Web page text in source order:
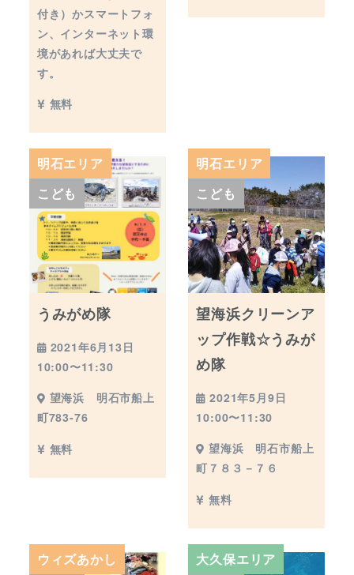
付き）かスマートフォ
ン、インターネット環
境があれば大丈夫で
す。
無料
明石エリア
こども
うみがめ隊
2021年6月13日
10:00〜11:30
望海浜 明石市船上
町783-76
無料
明石エリア
こども
望海浜クリーンア
ップ作戦☆うみが
め隊
2021年5月9日
10:00〜11:30
望海浜 明石市船上
町７８３－７６
無料
ウィズあかし
大久保エリア